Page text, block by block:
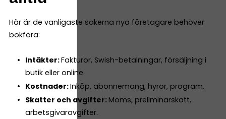
Här är de vanligaste sakerna nya företagare behöver
bokföra:
Intäkter:Fakturor, Swish-betalningar, försäljning i
butik eller online.
Kostnader:Inköp, abonnemang, hyror, program.
Skatter och avgifter: Moms, preliminärskatt,
arbetsgivaravgifter.